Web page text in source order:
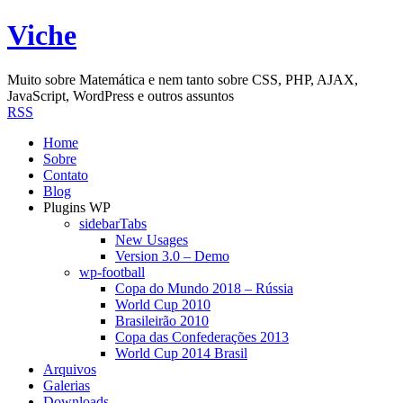
Viche
Muito sobre Matemática e nem tanto sobre CSS, PHP, AJAX,
JavaScript, WordPress e outros assuntos
RSS
Home
Sobre
Contato
Blog
Plugins WP
sidebarTabs
New Usages
Version 3.0 – Demo
wp-football
Copa do Mundo 2018 – Rússia
World Cup 2010
Brasileirão 2010
Copa das Confederações 2013
World Cup 2014 Brasil
Arquivos
Galerias